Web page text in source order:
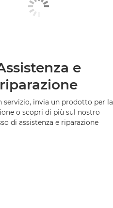
e
riparazione
servizio, invia un prodotto per la
o scopri di più sul nostro
di assistenza e riparazione